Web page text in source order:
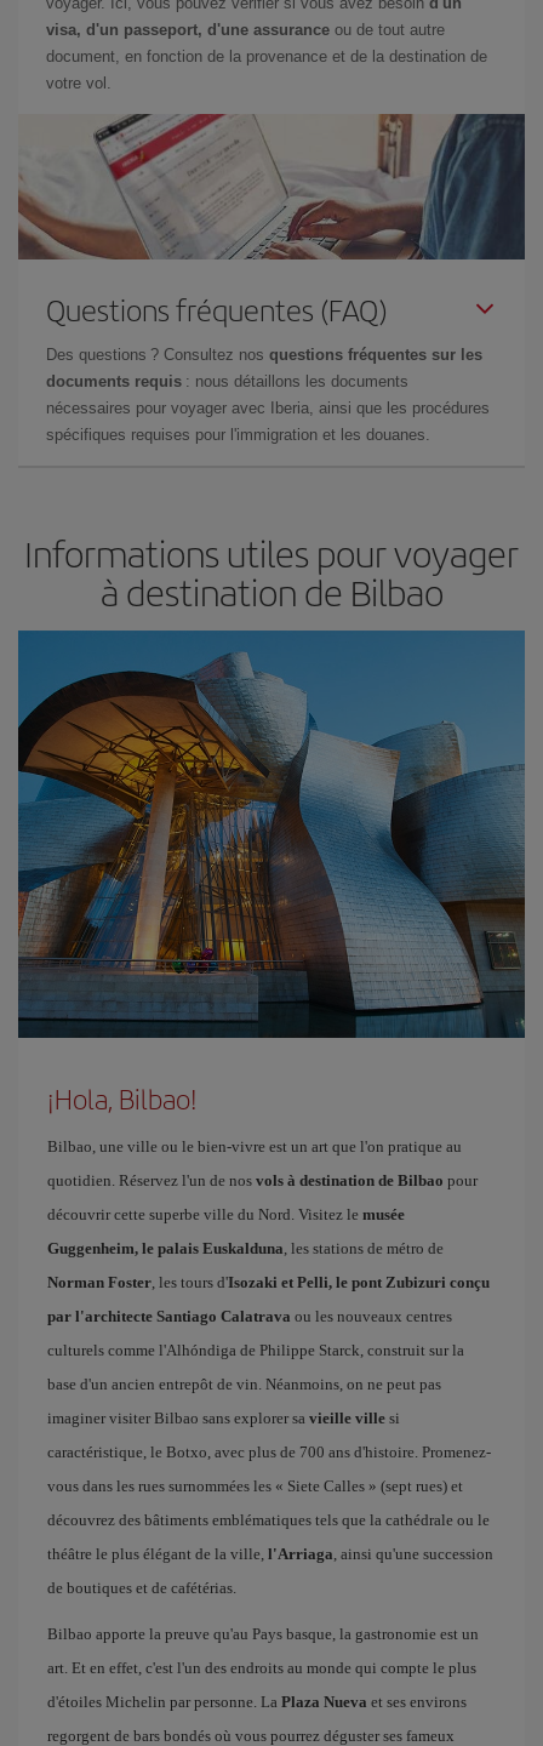
visa, d'un passeport, d'une assurance ou de tout autre
document, en fonction de la provenance et de la destination de
votre vol.
Questions fréquentes (FAQ)
Des questions ? Consultez nos questions fréquentes sur les
documents requis : nous détaillons les documents
nécessaires pour voyager avec Iberia, ainsi que les procédures
spécifiques requises pour l'immigration et les douanes.
Informations utiles pour voyager
à destination de Bilbao
¡Hola, Bilbao!
Bilbao, une ville ou le bien-vivre est un art que l'on pratique au
quotidien. Réservez l'un de nos vols à destination de Bilbao pour
découvrir cette superbe ville du Nord. Visitez le musée
Guggenheim, le palais Euskalduna, les stations de métro de
Norman Foster, les tours d'Isozaki et Pelli, le pont Zubizuri conçu
par l'architecte Santiago Calatrava ou les nouveaux centres
culturels comme l'Alhóndiga de Philippe Starck, construit sur la
base d'un ancien entrepôt de vin. Néanmoins, on ne peut pas
imaginer visiter Bilbao sans explorer sa vieille ville si
caractéristique, le Botxo, avec plus de 700 ans d'histoire. Promenez-
vous dans les rues surnommées les « Siete Calles » (sept rues) et
découvrez des bâtiments emblématiques tels que la cathédrale ou le
théâtre le plus élégant de la ville, l'Arriaga, ainsi qu'une succession
de boutiques et de cafétérias.
Bilbao apporte la preuve qu'au Pays basque, la gastronomie est un
art. Et en effet, c'est l'un des endroits au monde qui compte le plus
d'étoiles Michelin par personne. La Plaza Nueva et ses environs
regorgent de bars bondés où vous pourrez déguster ses fameux